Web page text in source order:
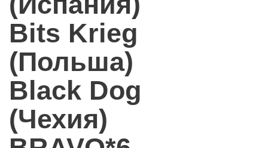
Bits Krieg
(Польша)
Black Dog
(Чехия)